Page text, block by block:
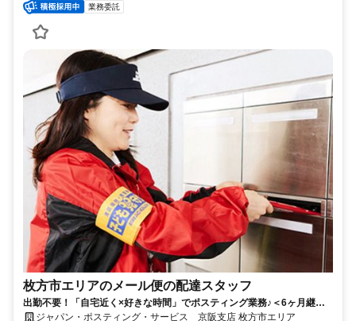
業務委託
枚方市エリアのメール便の配達スタッフ
出勤不要！「自宅近く×好きな時間」でポスティング業務♪＜6ヶ月継続
勤務で合計2万円のプチボーナス＞
ジャパン・ポスティング・サービス 京阪支店 枚方市エリア